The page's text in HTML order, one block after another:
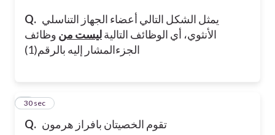
Q. يمثل الشكل التالي أعضاء الجهاز التناسلي
الأنثوي، أي الوظائف التاليةليست من وظائف
الجزءالمشار إليه بالرقم(1)
Q. تقوم الخصيتان بافراز هرمون
9
30 sec